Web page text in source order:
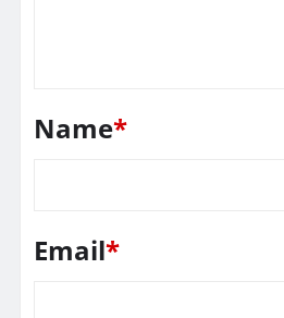
Name*
Email*